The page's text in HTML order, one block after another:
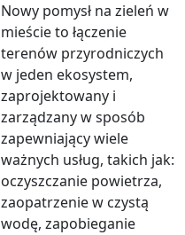
Nowy pomysł na zieleń w
mieście to łączenie
terenów przyrodniczych
w jeden ekosystem,
zaprojektowany i
zarządzany w sposób
zapewniający wiele
ważnych usług, takich jak:
oczyszczanie powietrza,
zaopatrzenie w czystą
wodę, zapobieganie